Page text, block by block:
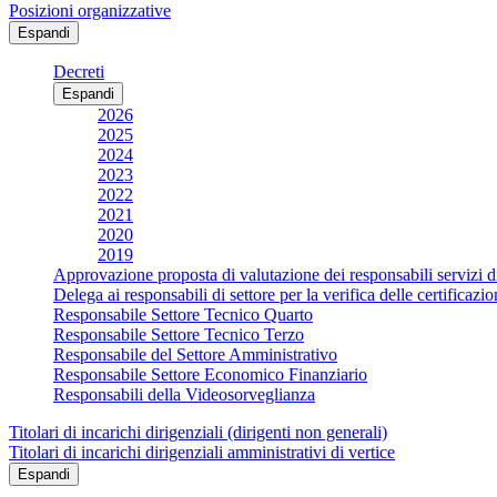
Posizioni organizzative
Espandi
Decreti
Espandi
2026
2025
2024
2023
2022
2021
2020
2019
Approvazione proposta di valutazione dei responsabili servizi
Delega ai responsabili di settore per la verifica delle
Responsabile Settore Tecnico Quarto
Responsabile Settore Tecnico Terzo
Responsabile del Settore Amministrativo
Responsabile Settore Economico Finanziario
Responsabili della Videosorveglianza
Titolari di incarichi dirigenziali (dirigenti non generali)
Titolari di incarichi dirigenziali amministrativi di vertice
Espandi